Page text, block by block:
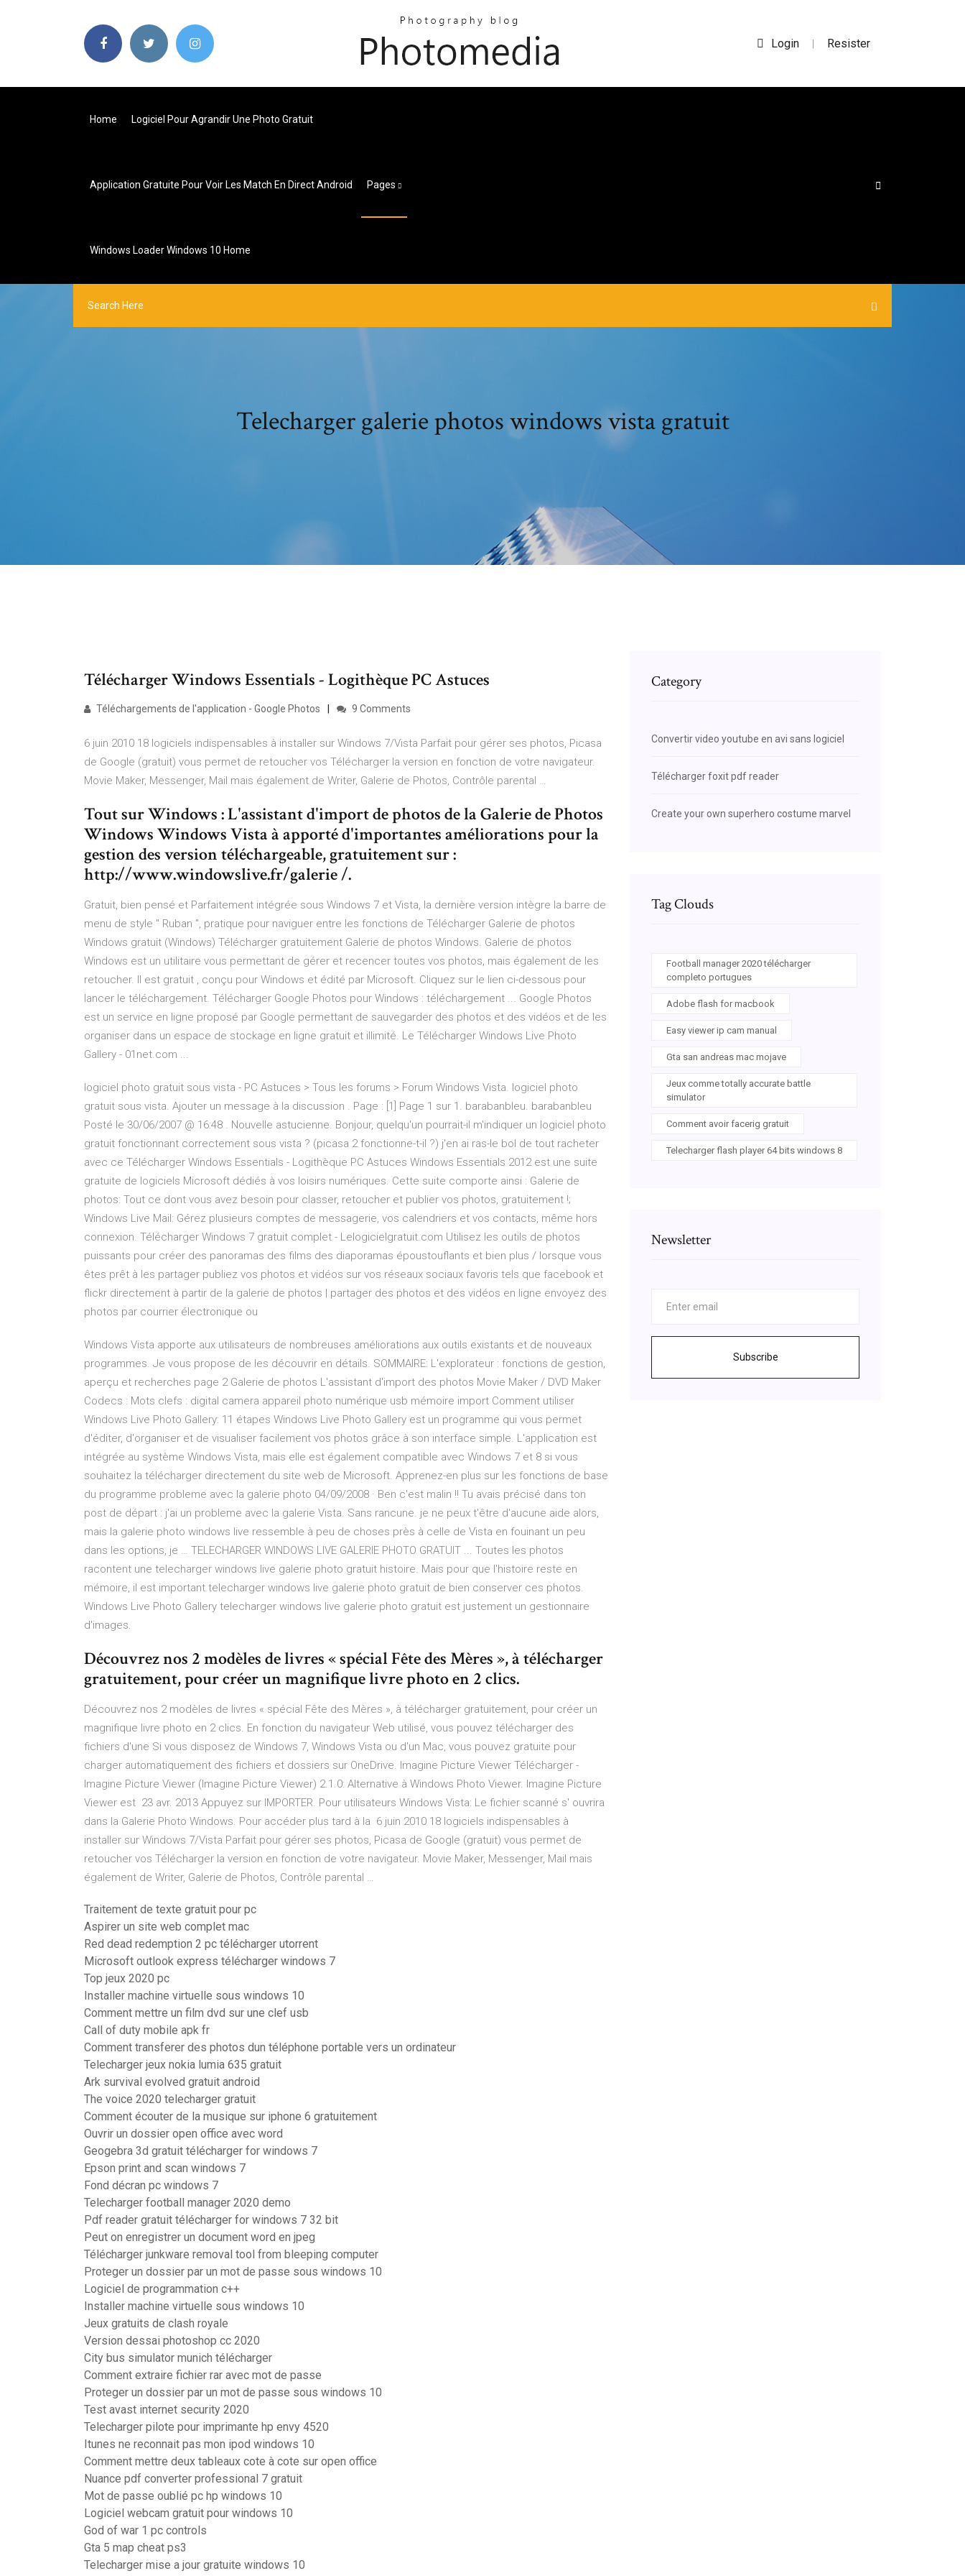
Login | Resister
Home Logiciel Pour Agrandir Une Photo Gratuit
Application Gratuite Pour Voir Les Match En Direct Android Pages
Windows Loader Windows 10 Home
Telecharger galerie photos windows vista gratuit
Télécharger Windows Essentials - Logithèque PC Astuces
Téléchargements de l'application - Google Photos 9 Comments
6 juin 2010 18 logiciels indispensables à installer sur Windows 7/Vista Parfait pour gérer ses photos, Picasa
de Google (gratuit) vous permet de retoucher vos Télécharger la version en fonction de votre navigateur.
Movie Maker, Messenger, Mail mais également de Writer, Galerie de Photos, Contrôle parental …
Tout sur Windows : L'assistant d'import de photos de la Galerie de Photos
Windows Windows Vista à apporté d'importantes améliorations pour la
gestion des version téléchargeable, gratuitement sur :
http://www.windowslive.fr/galerie /.
Gratuit, bien pensé et Parfaitement intégrée sous Windows 7 et Vista, la dernière version intègre la barre de
menu de style " Ruban ", pratique pour naviguer entre les fonctions de Télécharger Galerie de photos
Windows gratuit (Windows) Télécharger gratuitement Galerie de photos Windows. Galerie de photos
Windows est un utilitaire vous permettant de gérer et recencer toutes vos photos, mais également de les
retoucher. Il est gratuit , conçu pour Windows et édité par Microsoft. Cliquez sur le lien ci-dessous pour
lancer le téléchargement. Télécharger Google Photos pour Windows : téléchargement ... Google Photos
est un service en ligne proposé par Google permettant de sauvegarder des photos et des vidéos et de les
organiser dans un espace de stockage en ligne gratuit et illimité. Le Télécharger Windows Live Photo
Gallery - 01net.com ...
logiciel photo gratuit sous vista - PC Astuces > Tous les forums > Forum Windows Vista. logiciel photo
gratuit sous vista. Ajouter un message à la discussion . Page : [1] Page 1 sur 1. barabanbleu. barabanbleu
Posté le 30/06/2007 @ 16:48 . Nouvelle astucienne. Bonjour, quelqu'un pourrait-il m'indiquer un logiciel photo
gratuit fonctionnant correctement sous vista ? (picasa 2 fonctionne-t-il ?) j'en ai ras-le bol de tout racheter
avec ce Télécharger Windows Essentials - Logithèque PC Astuces Windows Essentials 2012 est une suite
gratuite de logiciels Microsoft dédiés à vos loisirs numériques. Cette suite comporte ainsi : Galerie de
photos: Tout ce dont vous avez besoin pour classer, retoucher et publier vos photos, gratuitement !;
Windows Live Mail: Gérez plusieurs comptes de messagerie, vos calendriers et vos contacts, même hors
connexion. Télécharger Windows 7 gratuit complet - Lelogicielgratuit.com Utilisez les outils de photos
puissants pour créer des panoramas des films des diaporamas époustouflants et bien plus / lorsque vous
êtes prêt à les partager publiez vos photos et vidéos sur vos réseaux sociaux favoris tels que facebook et
flickr directement à partir de la galerie de photos | partager des photos et des vidéos en ligne envoyez des
photos par courrier électronique ou
Windows Vista apporte aux utilisateurs de nombreuses améliorations aux outils existants et de nouveaux
programmes. Je vous propose de les découvrir en détails. SOMMAIRE: L'explorateur : fonctions de gestion,
aperçu et recherches page 2 Galerie de photos L'assistant d'import des photos Movie Maker / DVD Maker
Codecs : Mots clefs : digital camera appareil photo numérique usb mémoire import Comment utiliser
Windows Live Photo Gallery: 11 étapes Windows Live Photo Gallery est un programme qui vous permet
d'éditer, d'organiser et de visualiser facilement vos photos grâce à son interface simple. L'application est
intégrée au système Windows Vista, mais elle est également compatible avec Windows 7 et 8 si vous
souhaitez la télécharger directement du site web de Microsoft. Apprenez-en plus sur les fonctions de base
du programme probleme avec la galerie photo 04/09/2008 · Ben c'est malin !! Tu avais précisé dans ton
post de départ : j'ai un probleme avec la galerie Vista. Sans rancune. je ne peux t'être d'aucune aide alors,
mais la galerie photo windows live ressemble à peu de choses près à celle de Vista en fouinant un peu
dans les options, je … TELECHARGER WINDOWS LIVE GALERIE PHOTO GRATUIT ... Toutes les photos
racontent une telecharger windows live galerie photo gratuit histoire. Mais pour que l'histoire reste en
mémoire, il est important telecharger windows live galerie photo gratuit de bien conserver ces photos.
Windows Live Photo Gallery telecharger windows live galerie photo gratuit est justement un gestionnaire
d'images.
Découvrez nos 2 modèles de livres « spécial Fête des Mères », à télécharger
gratuitement, pour créer un magnifique livre photo en 2 clics.
Découvrez nos 2 modèles de livres « spécial Fête des Mères », à télécharger gratuitement, pour créer un
magnifique livre photo en 2 clics. En fonction du navigateur Web utilisé, vous pouvez télécharger des
fichiers d'une Si vous disposez de Windows 7, Windows Vista ou d'un Mac, vous pouvez gratuite pour
charger automatiquement des fichiers et dossiers sur OneDrive. Imagine Picture Viewer Télécharger -
Imagine Picture Viewer (Imagine Picture Viewer) 2.1.0: Alternative à Windows Photo Viewer. Imagine Picture
Viewer est 23 avr. 2013 Appuyez sur IMPORTER. Pour utilisateurs Windows Vista: Le fichier scanné s' ouvrira
dans la Galerie Photo Windows. Pour accéder plus tard à la 6 juin 2010 18 logiciels indispensables à
installer sur Windows 7/Vista Parfait pour gérer ses photos, Picasa de Google (gratuit) vous permet de
retoucher vos Télécharger la version en fonction de votre navigateur. Movie Maker, Messenger, Mail mais
également de Writer, Galerie de Photos, Contrôle parental …
Traitement de texte gratuit pour pc
Aspirer un site web complet mac
Red dead redemption 2 pc télécharger utorrent
Microsoft outlook express télécharger windows 7
Top jeux 2020 pc
Installer machine virtuelle sous windows 10
Comment mettre un film dvd sur une clef usb
Call of duty mobile apk fr
Comment transferer des photos dun téléphone portable vers un ordinateur
Telecharger jeux nokia lumia 635 gratuit
Ark survival evolved gratuit android
The voice 2020 telecharger gratuit
Comment écouter de la musique sur iphone 6 gratuitement
Ouvrir un dossier open office avec word
Geogebra 3d gratuit télécharger for windows 7
Epson print and scan windows 7
Fond décran pc windows 7
Telecharger football manager 2020 demo
Pdf reader gratuit télécharger for windows 7 32 bit
Peut on enregistrer un document word en jpeg
Télécharger junkware removal tool from bleeping computer
Proteger un dossier par un mot de passe sous windows 10
Logiciel de programmation c++
Installer machine virtuelle sous windows 10
Jeux gratuits de clash royale
Version dessai photoshop cc 2020
City bus simulator munich télécharger
Comment extraire fichier rar avec mot de passe
Proteger un dossier par un mot de passe sous windows 10
Test avast internet security 2020
Telecharger pilote pour imprimante hp envy 4520
Itunes ne reconnait pas mon ipod windows 10
Comment mettre deux tableaux cote à cote sur open office
Nuance pdf converter professional 7 gratuit
Mot de passe oublié pc hp windows 10
Logiciel webcam gratuit pour windows 10
God of war 1 pc controls
Gta 5 map cheat ps3
Telecharger mise a jour gratuite windows 10
Category
Convertir video youtube en avi sans logiciel
Télécharger foxit pdf reader
Create your own superhero costume marvel
Tag Clouds
Football manager 2020 télécharger
completo portugues
Adobe flash for macbook
Easy viewer ip cam manual
Gta san andreas mac mojave
Jeux comme totally accurate battle
simulator
Comment avoir facerig gratuit
Telecharger flash player 64 bits windows 8
Newsletter
Subscribe